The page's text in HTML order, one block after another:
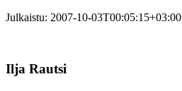
Julkaistu: 2007-10-03T00:05:15+03:00
Ilja Rautsi